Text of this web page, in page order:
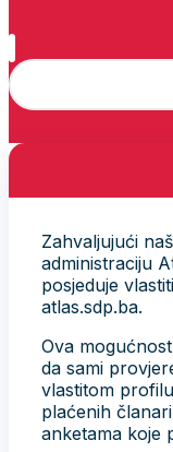
Zahvaljujući
administraciju
posjeduje
atlas.sdp.ba.
Ova
da sami
vlastitom
plaćenih
anketama koje